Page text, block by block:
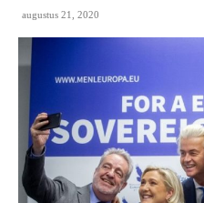
augustus 21, 2020